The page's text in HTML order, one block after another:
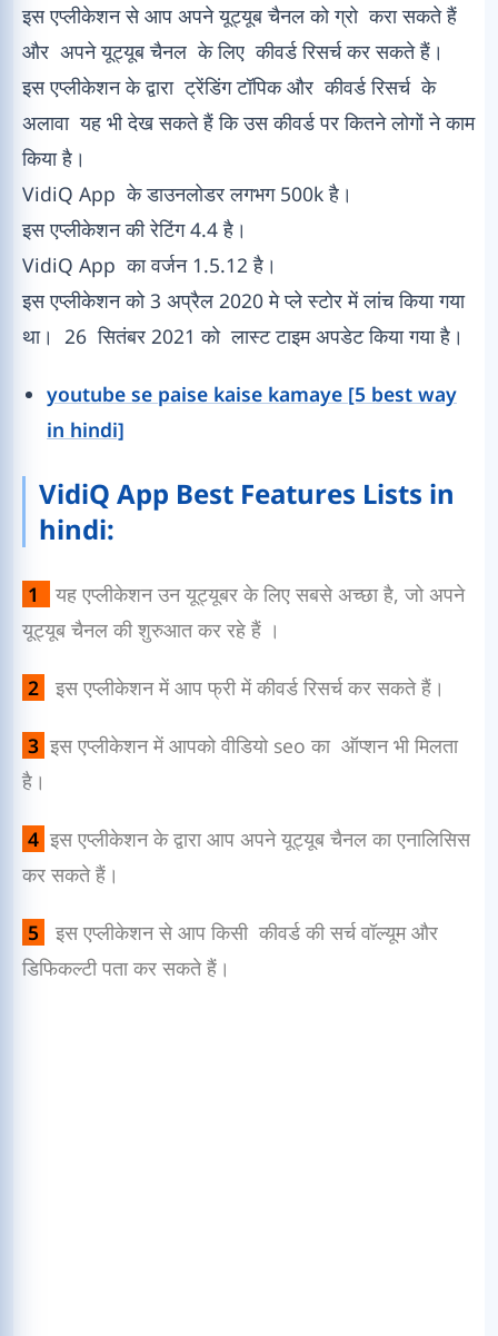
इस एप्लीकेशन से आप अपने यूट्यूब चैनल को ग्रो करा सकते हैं
और अपने यूट्यूब चैनल के लिए कीवर्ड रिसर्च कर सकते हैं।
इस एप्लीकेशन के द्वारा ट्रेंडिंग टॉपिक और कीवर्ड रिसर्च के
अलावा यह भी देख सकते हैं कि उस कीवर्ड पर कितने लोगों ने काम
किया है।
VidiQ App के डाउनलोडर लगभग 500k है।
इस एप्लीकेशन की रेटिंग 4.4 है।
VidiQ App का वर्जन 1.5.12 है।
इस एप्लीकेशन को 3 अप्रैल 2020 मे प्ले स्टोर में लांच किया गया
था। 26 सितंबर 2021 को लास्ट टाइम अपडेट किया गया है।
youtube se paise kaise kamaye [5 best way
in hindi]
VidiQ App Best Features Lists in
hindi:
1
यह एप्लीकेशन उन यूट्यूबर के लिए सबसे अच्छा है, जो अपने
यूट्यूब चैनल की शुरुआत कर रहे हैं ।
2 इस एप्लीकेशन में आप फ्री में कीवर्ड रिसर्च कर सकते हैं।
3 इस एप्लीकेशन में आपको वीडियो seo का ऑप्शन भी मिलता
है।
4 इस एप्लीकेशन के द्वारा आप अपने यूट्यूब चैनल का एनालिसिस
कर सकते हैं।
5
इस एप्लीकेशन से आप किसी कीवर्ड की सर्च वॉल्यूम और
डिफिकल्टी पता कर सकते हैं।